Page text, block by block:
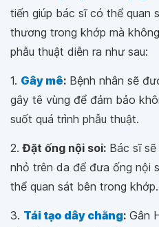
tiến giúp bác sĩ có thể quan
thương trong khớp mà
phẫu thuật diễn ra như sau:
1. Gây mê: Bệnh nhân sẽ
gây tê vùng để đảm bảo
suốt quá trình phẫu thuật.
2.Đặt ống nội soi: Bác sĩ
nhỏ trên da để đưa ống nội
thể quan sát bên trong khớp.
3. Tái tạo dây chằng: Gân